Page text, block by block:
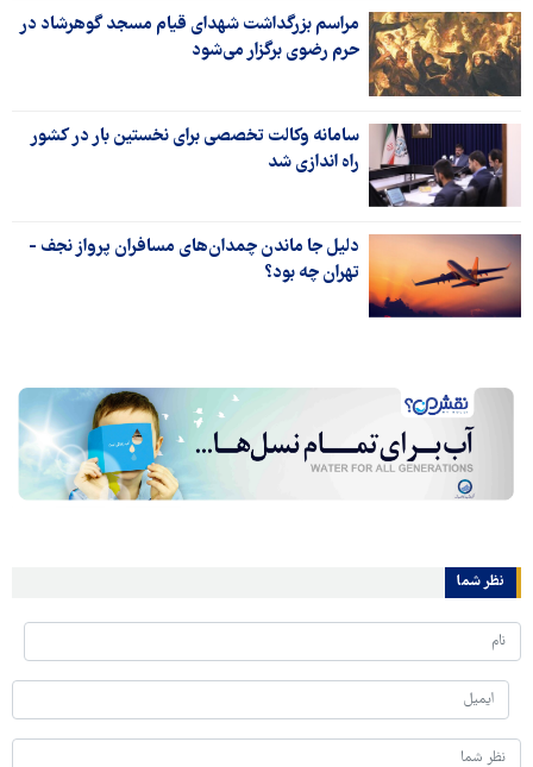
مراسم بزرگداشت شهدای قیام مسجد گوهرشاد در
حرم رضوی برگزار می‌شود
سامانه وکالت تخصصی برای نخستین بار در کشور
راه اندازی شد
دلیل جا ماندن چمدان‌های مسافران پرواز نجف -
تهران چه بود؟
نظر شما